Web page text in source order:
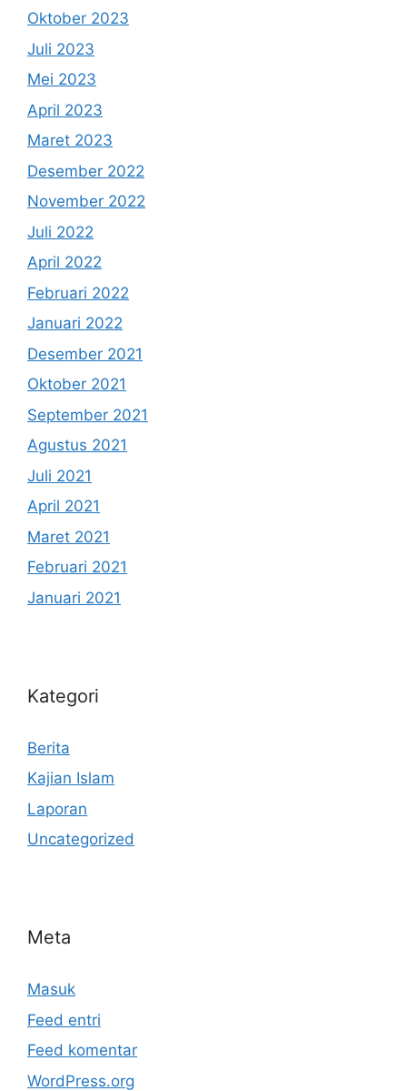
Oktober 2023
Juli 2023
Mei 2023
April 2023
Maret 2023
Desember 2022
November 2022
Juli 2022
April 2022
Februari 2022
Januari 2022
Desember 2021
Oktober 2021
September 2021
Agustus 2021
Juli 2021
April 2021
Maret 2021
Februari 2021
Januari 2021
Kategori
Berita
Kajian Islam
Laporan
Uncategorized
Meta
Masuk
Feed entri
Feed komentar
WordPress.org